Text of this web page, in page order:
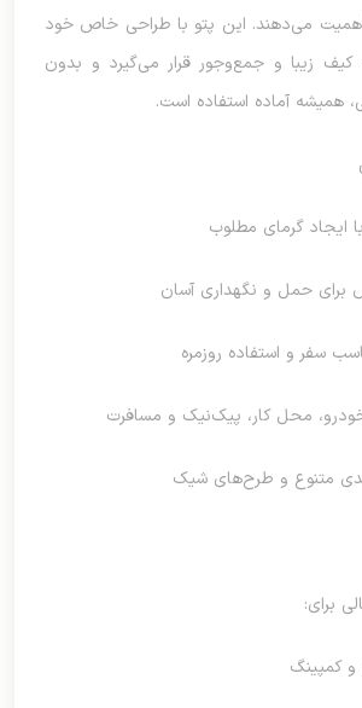
می‌دهند. این پتو با طراحی خاص خود
زیبا و جمع‌وجور قرار می‌گیرد و بدون
همیشه آماده استفاده است.
گرمای مطلوب
حمل و نگهداری آسان
سفر و استفاده روزمره
محل کار، پیک‌نیک و مسافرت
متنوع و طرح‌های شیک
برای:
و کمپینگ